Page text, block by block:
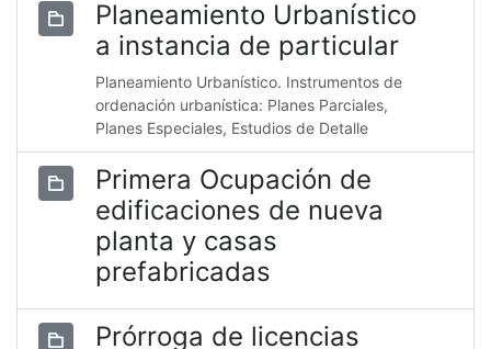
Planeamiento Urbanístico
a instancia de particular
Planeamiento Urbanístico. Instrumentos de
ordenación urbanística: Planes Parciales,
Planes Especiales, Estudios de Detalle
Primera Ocupación de
edificaciones de nueva
planta y casas
prefabricadas
Prórroga de licencias